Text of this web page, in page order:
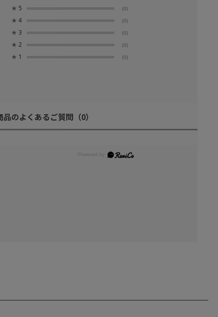
★ 5 (0)
★ 4 (0)
★ 3 (0)
★ 2 (0)
★ 1 (0)
品のよくあるご質問 （0）